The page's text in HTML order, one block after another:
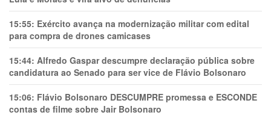
15:55: Exército avança na modernização militar com edital
para compra de drones camicases
15:44: Alfredo Gaspar descumpre declaração pública sobre
candidatura ao Senado para ser vice de Flávio Bolsonaro
15:06: Flávio Bolsonaro DESCUMPRE promessa e ESCONDE
contas de filme sobre Jair Bolsonaro